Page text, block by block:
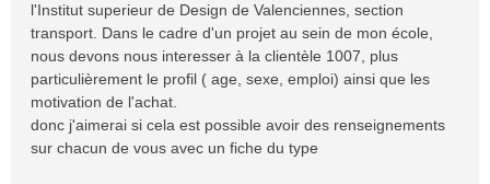
g
e
l'Institut superieur de Design de Valenciennes, section
transport. Dans le cadre d'un projet au sein de mon école,
nous devons nous interesser à la clientèle 1007, plus
particulièrement le profil ( age, sexe, emploi) ainsi que les
motivation de l'achat.
donc j'aimerai si cela est possible avoir des renseignements
sur chacun de vous avec un fiche du type